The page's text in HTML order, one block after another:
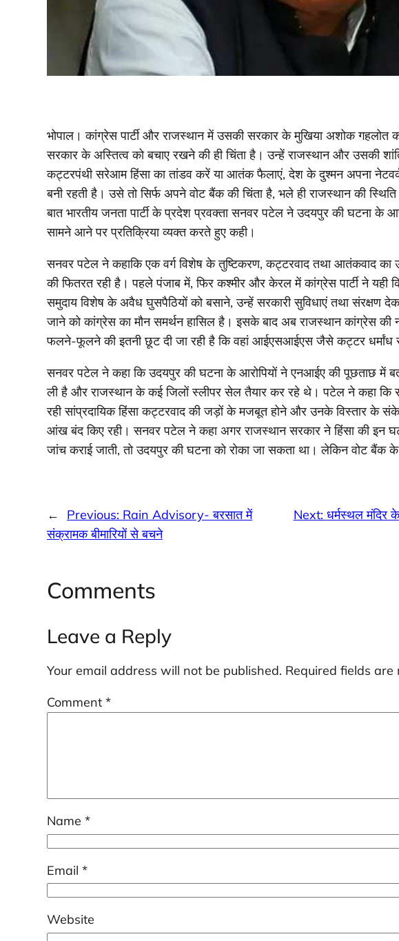
भोपाल। कांग्रेस पार्टी और राजस्थान में उसकी सरकार के मुखिया अशोक गहलोत
सरकार के अस्तित्व को बचाए रखने की ही चिंता है। उन्हें राजस्थान और उसकी
कट्टरपंथी सरेआम हिंसा का तांडव करें या आतंक फैलाएं, देश के दुश्मन अपना
बनी रहती है। उसे तो सिर्फ अपने वोट बैंक की चिंता है, भले ही राजस्थान की
बात भारतीय जनता पार्टी के प्रदेश प्रवक्ता सनवर पटेल ने उदयपुर की घटना के
सामने आने पर प्रतिक्रिया व्यक्त करते हुए कही।
सनवर पटेल ने कहाकि एक वर्ग विशेष के तुष्टिकरण, कट्टरवाद तथा आतंकवाद का
की फितरत रही है। पहले पंजाब में, फिर कश्मीर और केरल में कांग्रेस पार्टी ने यही
समुदाय विशेष के अवैध घुसपैठियों को बसाने, उन्हें सरकारी सुविधाएं तथा संरक्षण
जाने को कांग्रेस का मौन समर्थन हासिल है। इसके बाद अब राजस्थान कांग्रेस की
फलने-फूलने की इतनी छूट दी जा रही है कि वहां आईएसआईएस जैसे कट्टर
सनवर पटेल ने कहा कि उदयपुर की घटना के आरोपियों ने एनआईए की पूछताछ में
ली है और राजस्थान के कई जिलों स्लीपर सेल तैयार कर रहे थे। पटेल ने कहा
रही सांप्रदायिक हिंसा कट्टरवाद की जड़ों के मजबूत होने और उनके विस्तार के
आंख बंद किए रही। सनवर पटेल ने कहा अगर राजस्थान सरकार ने हिंसा की इन
जांच कराई जाती, तो उदयपुर की घटना को रोका जा सकता था। लेकिन वोट बैंक
← Previous: Rain Advisory- बरसात में
संक्रामक बीमारियों से बचने
Next: धर्मस्थल मंदिर
Comments
Leave a Reply
Your email address will not be published. Required fields are
Comment *
Name *
Email *
Website